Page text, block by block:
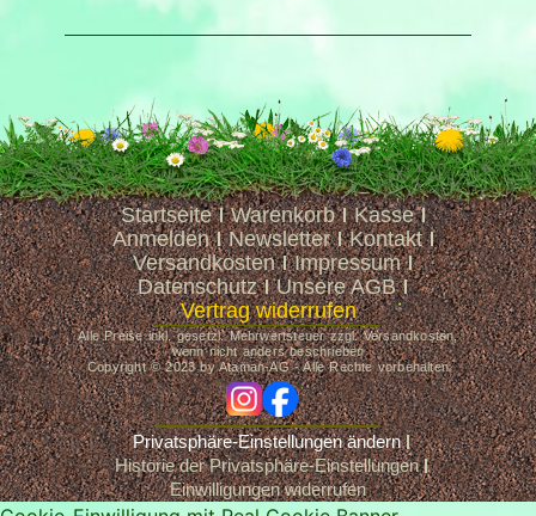
Startseite Warenkorb
Kasse
Anmelden
Newsletter
Kontakt
Versandkosten
Impressum
Datenschutz
Unsere AGB
Vertrag widerrufen
Alle Preise inkl. gesetzl. Mehrwertsteuer zzgl. Versandkosten,
wenn nicht anders beschrieben
Copyright © 2023 by Ataman-AG - Alle Rechte vorbehalten
igfb
Privatsphäre-Einstellungen ändern
Historie der Privatsphäre-Einstellungen
Einwilligungen widerrufen